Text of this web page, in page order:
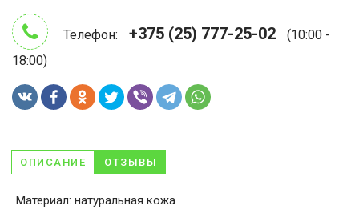
Телефон: +375 (25) 777-25-02
(10:00 -
18:00)
ОПИСАНИЕ ОТЗЫВЫ
Материал: натуральная кожа